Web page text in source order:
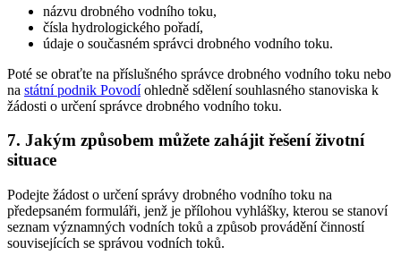
názvu drobného vodního toku,
čísla hydrologického pořadí,
údaje o současném správci drobného vodního toku.
Poté se obraťte na příslušného správce drobného vodního toku nebo
na státní podnik Povodíohledně sdělení souhlasného stanoviska k
žádosti o určení správce drobného vodního toku.
7. Jakým způsobem můžete zahájit řešení životní
situace
Podejte žádost o určení správy drobného vodního toku na
předepsaném formuláři, jenž je přílohou vyhlášky, kterou se stanoví
seznam významných vodních toků a způsob provádění činností
souvisejících se správou vodních toků.